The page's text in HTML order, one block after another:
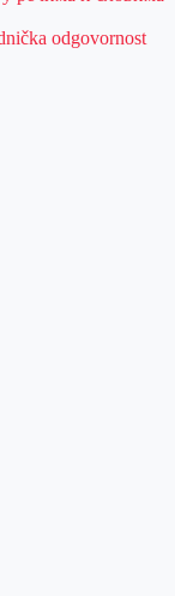
odgovornost